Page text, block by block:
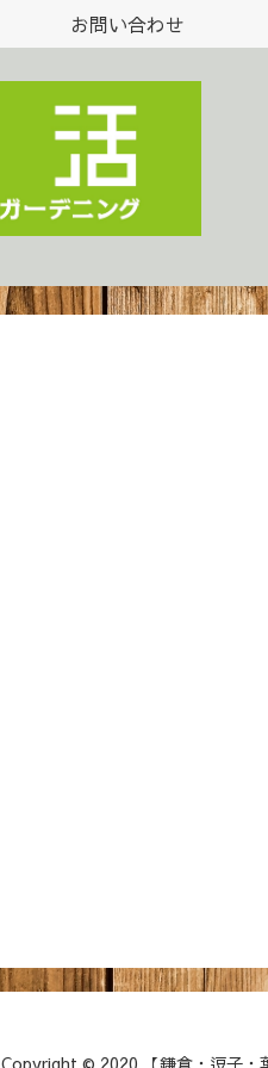
お問い合わせ
Copyright © 2020 【鎌倉・逗子・